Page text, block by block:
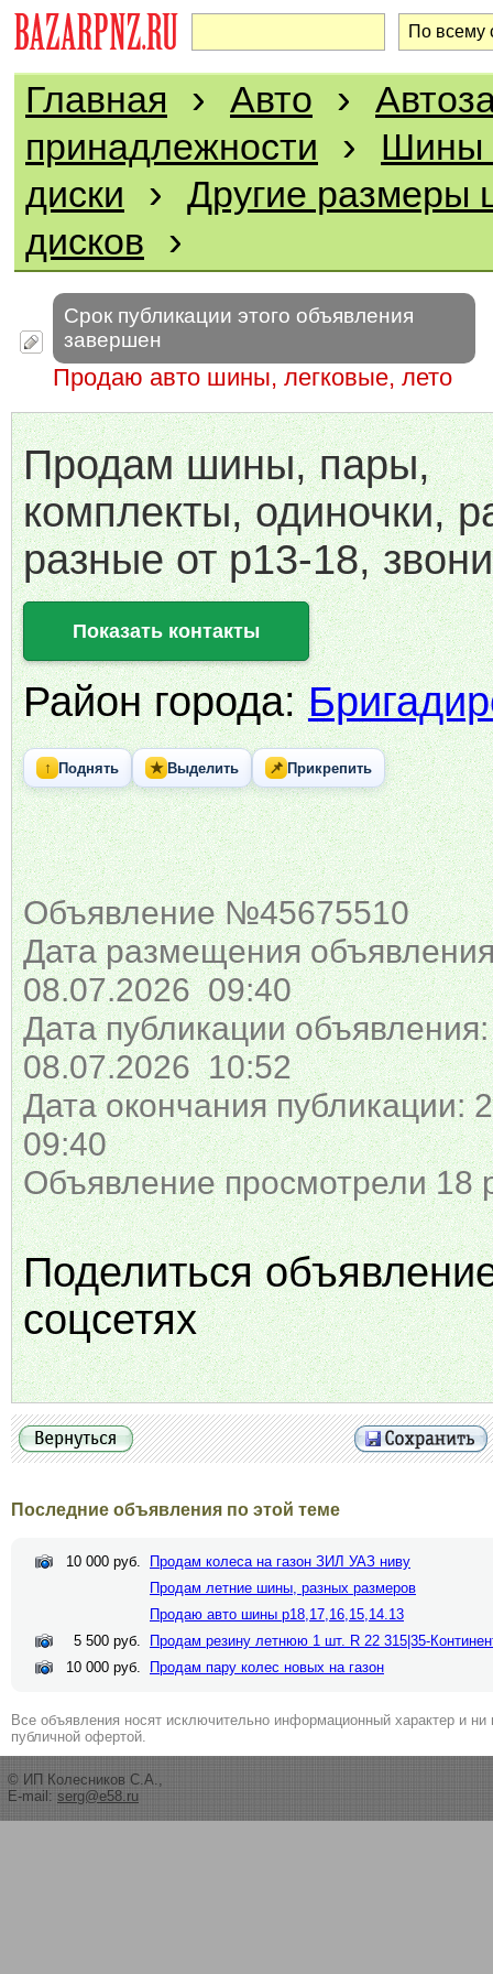
Главная › Авто ›
принадлежности
›
Шины
диски
› Другие размеры
дисков ›
Срок публикации этого объявления
завершен
Продаю авто шины, легковые, лето
Продам шины, пары,
комплекты, одиночки,
разные от р13-18,
Показать контакты
Район города:
↑ Поднять ★ Выделить 📌 Прикрепить
Объявление №45675510
Дата размещения
08.07.2026 09:40
Дата публикации объявления:
08.07.2026 10:52
Дата окончания публикации:
09:40
Объявление просмотрели 18
Поделиться
соцсетях
Последние объявления по этой теме
10 000 руб.
Продам колеса на газон ЗИЛ УАЗ ниву
Продам летние шины, разных размеров
Продаю авто шины р18,17,16,15,14.13
5 500 руб.
Продам резину летнюю 1 шт. R 22 315|35-
10 000 руб.
Продам пару колес новых на газон
Все объявления носят исключительно информационный характер и ни
публичной офертой.
© ИП Колесников С.А.,
E-mail: serg@e58.ru